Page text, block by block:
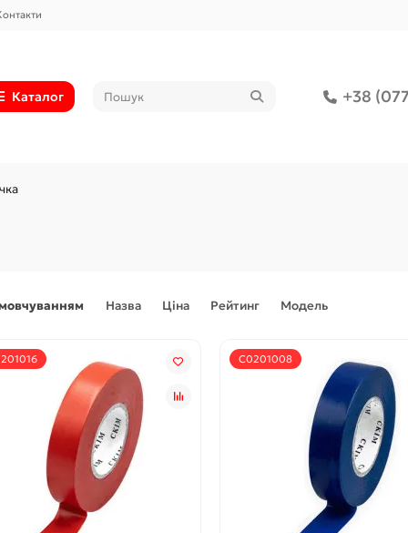
Каталог +38
Назва Ціна Рейтинг Модель
С0201008